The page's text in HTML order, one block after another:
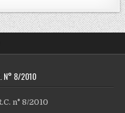
N° 8/2010
n° 8/2010